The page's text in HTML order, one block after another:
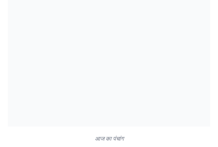
आज का पंचांग